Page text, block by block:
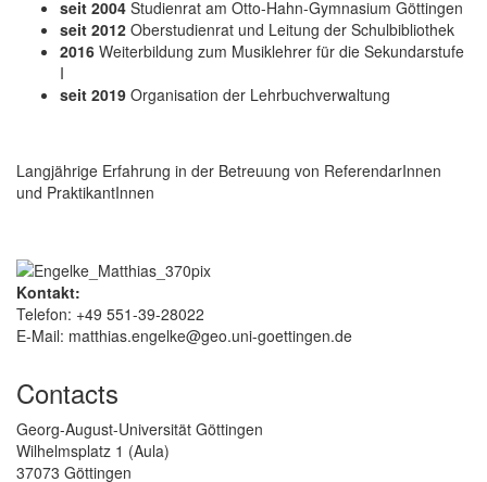
seit 2004 Studienrat am Otto-Hahn-Gymnasium Göttingen
seit 2012 Oberstudienrat und Leitung der Schulbibliothek
2016 Weiterbildung zum Musiklehrer für die Sekundarstufe
I
seit 2019 Organisation der Lehrbuchverwaltung
Langjährige Erfahrung in der Betreuung von ReferendarInnen
und PraktikantInnen
Kontakt:
Telefon: +49 551-39-28022
E-Mail: matthias.engelke@geo.uni-goettingen.de
Contacts
Georg-August-Universität Göttingen
Wilhelmsplatz 1 (Aula)
37073 Göttingen